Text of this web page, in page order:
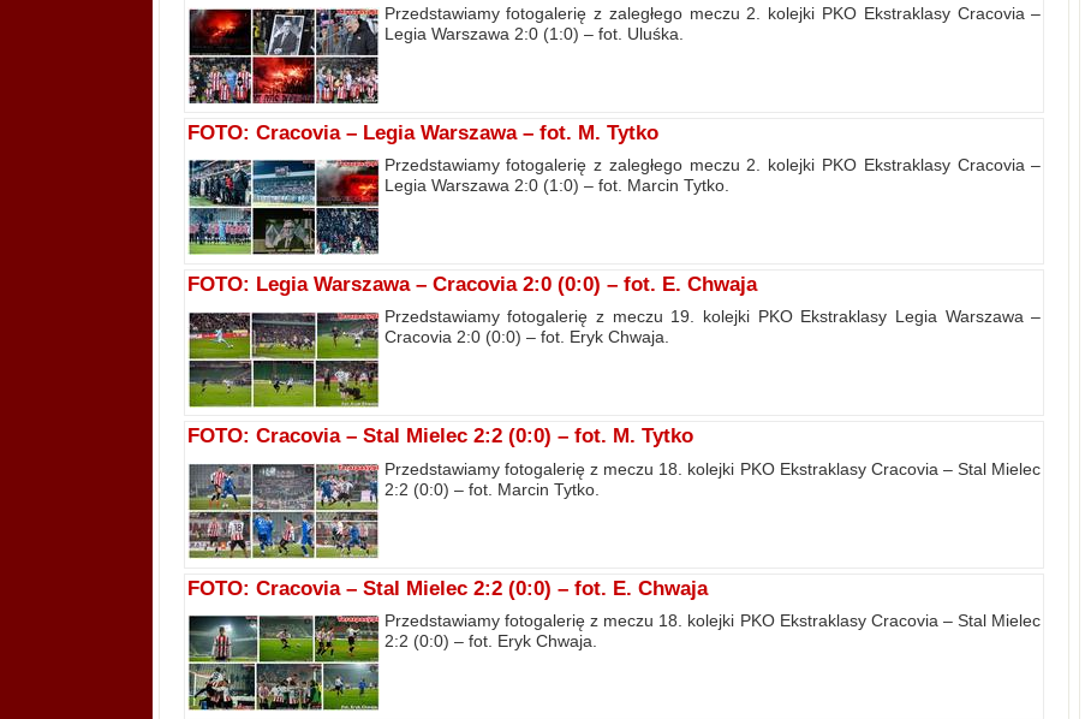
Przedstawiamy fotogalerię z zaległego meczu 2. kolejki PKO Ekstraklasy Cracovia –
Legia Warszawa 2:0 (1:0) – fot. Uluśka.
FOTO: Cracovia – Legia Warszawa – fot. M. Tytko
Przedstawiamy fotogalerię z zaległego meczu 2. kolejki PKO Ekstraklasy Cracovia –
Legia Warszawa 2:0 (1:0) – fot. Marcin Tytko.
FOTO: Legia Warszawa – Cracovia 2:0 (0:0) – fot. E. Chwaja
Przedstawiamy fotogalerię z meczu 19. kolejki PKO Ekstraklasy Legia Warszawa –
Cracovia 2:0 (0:0) – fot. Eryk Chwaja.
FOTO: Cracovia – Stal Mielec 2:2 (0:0) – fot. M. Tytko
Przedstawiamy fotogalerię z meczu 18. kolejki PKO Ekstraklasy Cracovia – Stal Mielec
2:2 (0:0) – fot. Marcin Tytko.
FOTO: Cracovia – Stal Mielec 2:2 (0:0) – fot. E. Chwaja
Przedstawiamy fotogalerię z meczu 18. kolejki PKO Ekstraklasy Cracovia – Stal Mielec
2:2 (0:0) – fot. Eryk Chwaja.